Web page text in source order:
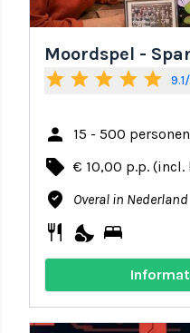
Moordspel -
star star star star star
person 15 - 500 personen
local_offer € 10,00 p.p. (incl.
where_to_vote Overal in Nederland
restaurant nights_stay bed